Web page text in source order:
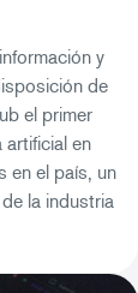
y
de
el primer
en
en el país, un
la industria